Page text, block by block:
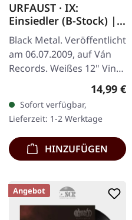
URFAUST · IX:
Einsiedler (B-Stock) |
WHITE LP
Black Metal. Veröffentlicht
am 06.07.2009, auf Ván
Records. Weißes 12" Vinyl
Innenhülle. B-Stock: Inner
Sleeve hat einen Seam
Split an…
14,99 €
Sofort verfügbar,
Lieferzeit: 1-2 Werktage
HINZUFÜGEN
Angebot